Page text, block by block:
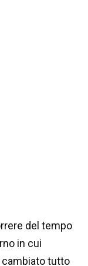
del tempo
in cui
cambiato tutto